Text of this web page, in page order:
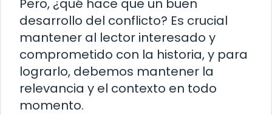
Pero, ¿qué hace que un buen
desarrollo del conflicto? Es crucial
mantener al lector interesado y
comprometido con la historia, y para
lograrlo, debemos mantener la
relevancia y el contexto en todo
momento.